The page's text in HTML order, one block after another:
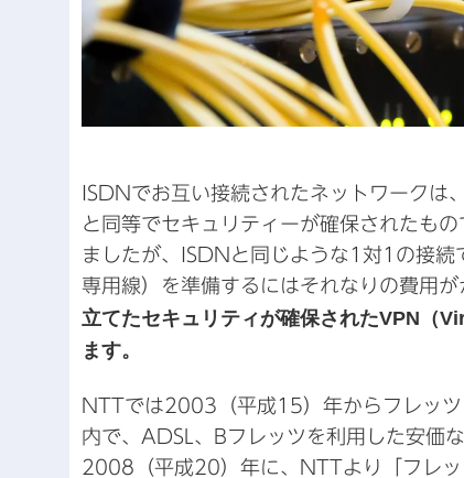
ISDNでお互い接続されたネットワーク
と同等でセキュリティーが確保されたも
ましたが、ISDNと同じような1対1の接
専用線）を準備するにはそれなりの費用
立てたセキュリティが確保されたVPN（
ます。
NTTでは2003（平成15）年からフレッ
内で、ADSL、Bフレッツを利用した安価
2008（平成20）年に、NTTより「フレ